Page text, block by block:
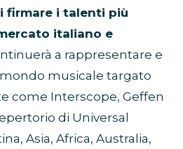
firmare i talenti più
italiano e
a rappresentare e
musicale targato
come Interscope, Geffen
di Universal
Asia, Africa, Australia,